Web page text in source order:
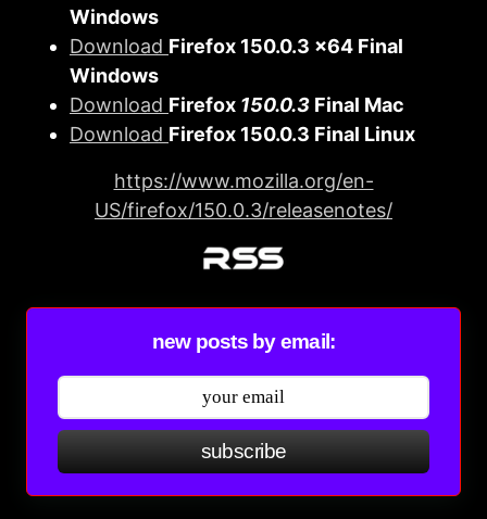
Windows
Download Firefοx 150.0.3 x64 Final
Windows
Download Firefοx 150.0.3 Final Mac
Download Firefοx 150.0.3 Final Linux
https://www.mozilla.org/en-
US/firefox/150.0.3/releasenotes/
new posts by email:
subscribe